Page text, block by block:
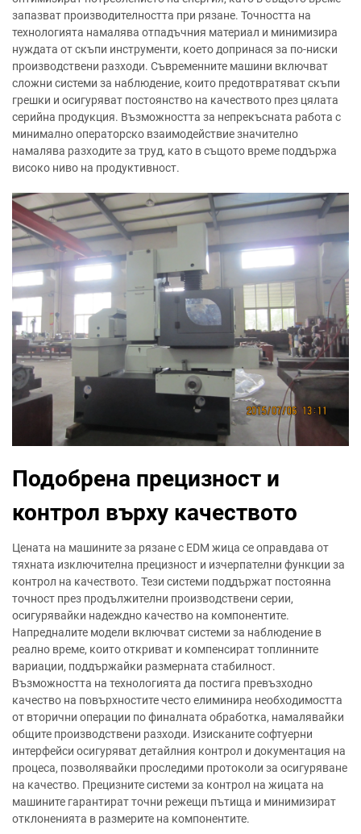
запазват производителността при рязане. Точността на
технологията намалява отпадъчния материал и минимизира
нуждата от скъпи инструменти, което допринася за по-ниски
производствени разходи. Съвременните машини включват
сложни системи за наблюдение, които предотвратяват скъпи
грешки и осигуряват постоянство на качеството през цялата
серийна продукция. Възможността за непрекъсната работа с
минимално операторско взаимодействие значително
намалява разходите за труд, като в същото време поддържа
високо ниво на продуктивност.
Подобрена прецизност и
контрол върху качеството
Цената на машините за рязане с EDM жица се оправдава от
тяхната изключителна прецизност и изчерпателни функции за
контрол на качеството. Тези системи поддържат постоянна
точност през продължителни производствени серии,
осигурявайки надеждно качество на компонентите.
Напредналите модели включват системи за наблюдение в
реално време, които откриват и компенсират топлинните
вариации, поддържайки размерната стабилност.
Възможността на технологията да постига превъзходно
качество на повърхностите често елиминира необходимостта
от вторични операции по финалната обработка, намалявайки
общите производствени разходи. Изисканите софтуерни
интерфейси осигуряват детайлния контрол и документация на
процеса, позволявайки проследими протоколи за осигуряване
на качество. Прецизните системи за контрол на жицата на
машините гарантират точни режещи пътища и минимизират
отклоненията в размерите на компонентите.